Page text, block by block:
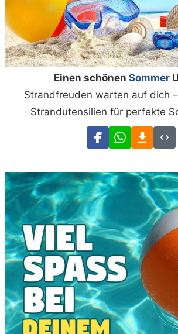
Einen schönen Sommer
Strandfreuden warten auf dich
Strandutensilien für perfekte